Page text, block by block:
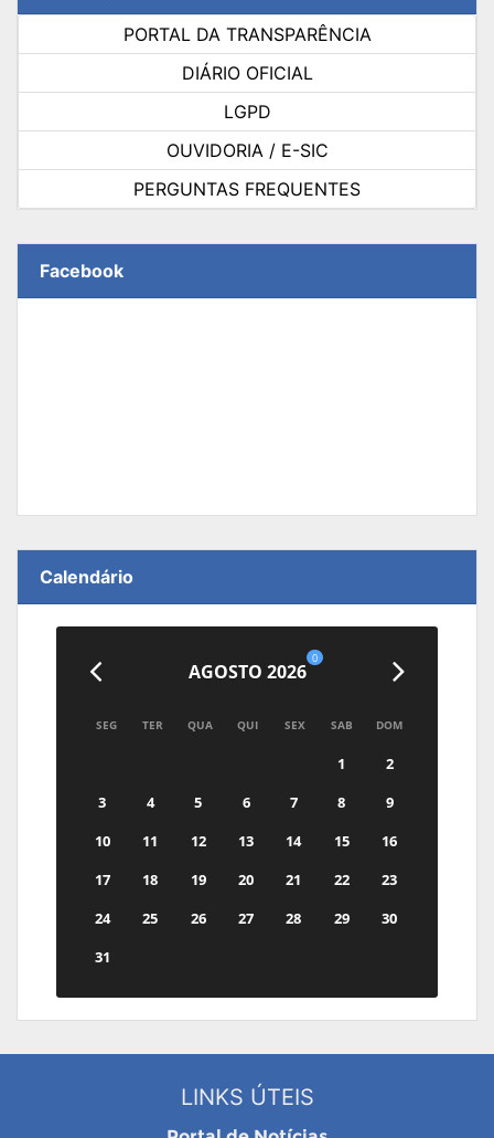
PORTAL DA TRANSPARÊNCIA
DIÁRIO OFICIAL
LGPD
OUVIDORIA / E-SIC
PERGUNTAS FREQUENTES
Facebook
Calendário
AGOSTO 2026
0
SEG TER QUA QUI SEX SAB DOM
1
2
3
4 5 6 7 8
9
10
11 12 13 14 15
16
17
18 19 20 21 22
23
24
25 26 27 28 29
30
31
LINKS ÚTEIS